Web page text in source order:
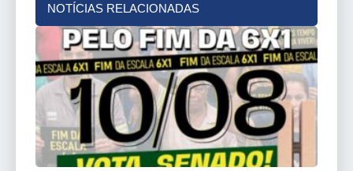
NOTÍCIAS RELACIONADAS